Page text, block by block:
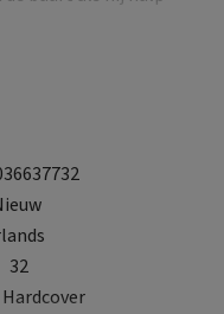
32
Hardcover